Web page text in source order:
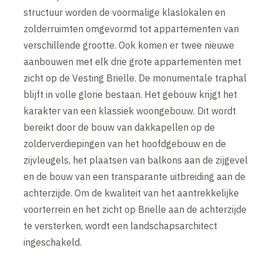
structuur worden de voormalige klaslokalen en
zolderruimten omgevormd tot appartementen van
verschillende grootte. Ook komen er twee nieuwe
aanbouwen met elk drie grote appartementen met
zicht op de Vesting Brielle. De monumentale traphal
blijft in volle glorie bestaan. Het gebouw krijgt het
karakter van een klassiek woongebouw. Dit wordt
bereikt door de bouw van dakkapellen op de
zolderverdiepingen van het hoofdgebouw en de
zijvleugels, het plaatsen van balkons aan de zijgevel
en de bouw van een transparante uitbreiding aan de
achterzijde. Om de kwaliteit van het aantrekkelijke
voorterrein en het zicht op Brielle aan de achterzijde
te versterken, wordt een landschapsarchitect
ingeschakeld.